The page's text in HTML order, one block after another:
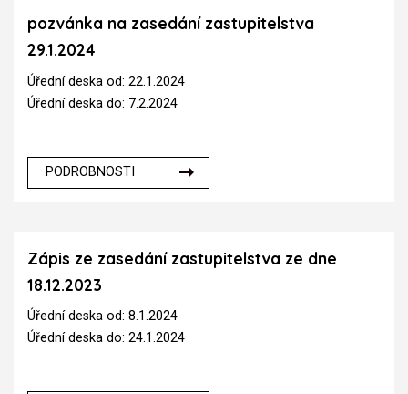
pozvánka na zasedání zastupitelstva
29.1.2024
Úřední deska od: 22.1.2024
Úřední deska do: 7.2.2024
PODROBNOSTI
Zápis ze zasedání zastupitelstva ze dne
18.12.2023
Úřední deska od: 8.1.2024
Úřední deska do: 24.1.2024